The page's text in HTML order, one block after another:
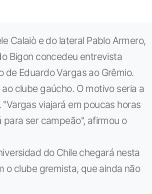
Calaiò e do lateral Pablo Armero,
Bigon concedeu entrevista
Eduardo Vargas ao Grêmio.
clube gaúcho. O motivo seria a
viajará em poucas horas
ser campeão", afirmou o
do Chile chegará nesta
o clube gremista, que ainda não